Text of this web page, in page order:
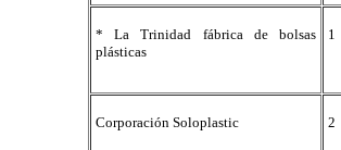
* La Trinidad fábrica de bolsas
plásticas
1
Corporación Soloplastic 2